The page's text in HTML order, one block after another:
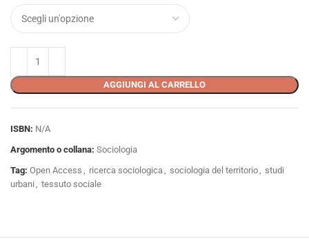
AGGIUNGI AL CARRELLO
ISBN: N/A
Argomento o collana: Sociologia
Tag: Open Access , ricerca sociologica, sociologia del territorio, studi
urbani, tessuto sociale